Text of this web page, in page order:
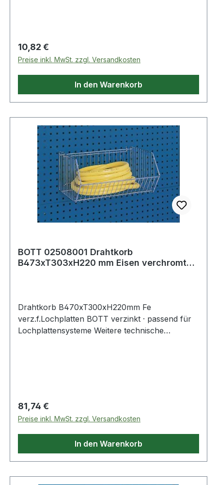
Regulärer Preis:
10,82 €
Preise inkl. MwSt. zzgl. Versandkosten
In den Warenkorb
BOTT 02508001 Drahtkorb
B473xT303xH220 mm Eisen verchromt
Drahtkorb B470xT300xH220mm Fe
verz.f.Lochplatten BOTT verzinkt · passend für
Lochplattensysteme Weitere technische
Regulärer Preis:
81,74 €
Preise inkl. MwSt. zzgl. Versandkosten
In den Warenkorb